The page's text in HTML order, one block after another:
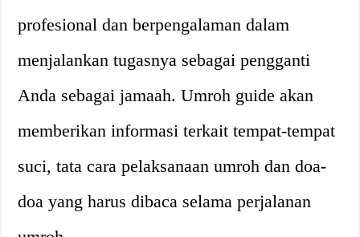
profesional dan berpengalaman dalam
menjalankan tugasnya sebagai pengganti
Anda sebagai jamaah. Umroh guide akan
memberikan informasi terkait tempat-tempat
suci, tata cara pelaksanaan umroh dan doa-
doa yang harus dibaca selama perjalanan